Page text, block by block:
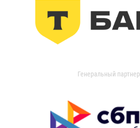
Генеральный партнер